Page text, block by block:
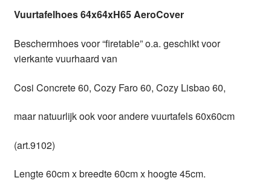
Vuurtafelhoes 64x64xH65 AeroCover
Beschermhoes voor “firetable” o.a. geschikt voor
vierkante vuurhaard van
Cosi Concrete 60, Cozy Faro 60, Cozy Lisbao 60,
maar natuurlijk ook voor andere vuurtafels 60x60cm
(art.9102)
Lengte 60cm x breedte 60cm x hoogte 45cm.